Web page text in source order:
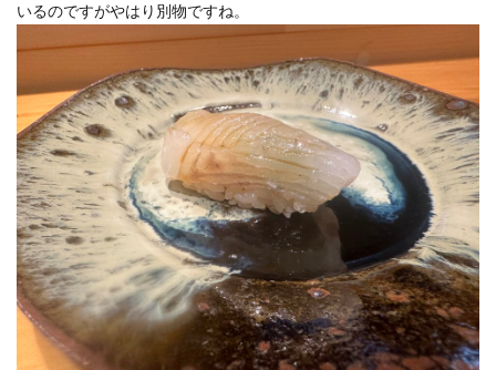
いるのですがやはり別物ですね。